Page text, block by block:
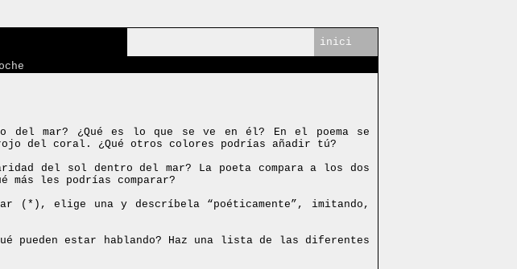
inici
del mar? ¿Qué es lo que se ve en él? En el poema se
del coral. ¿Qué otros colores podrías añadir tú?
del sol dentro del mar? La poeta compara a los dos
más les podrías comparar?
(*), elige una y descríbela “poéticamente”, imitando,
pueden estar hablando? Haz una lista de las diferentes